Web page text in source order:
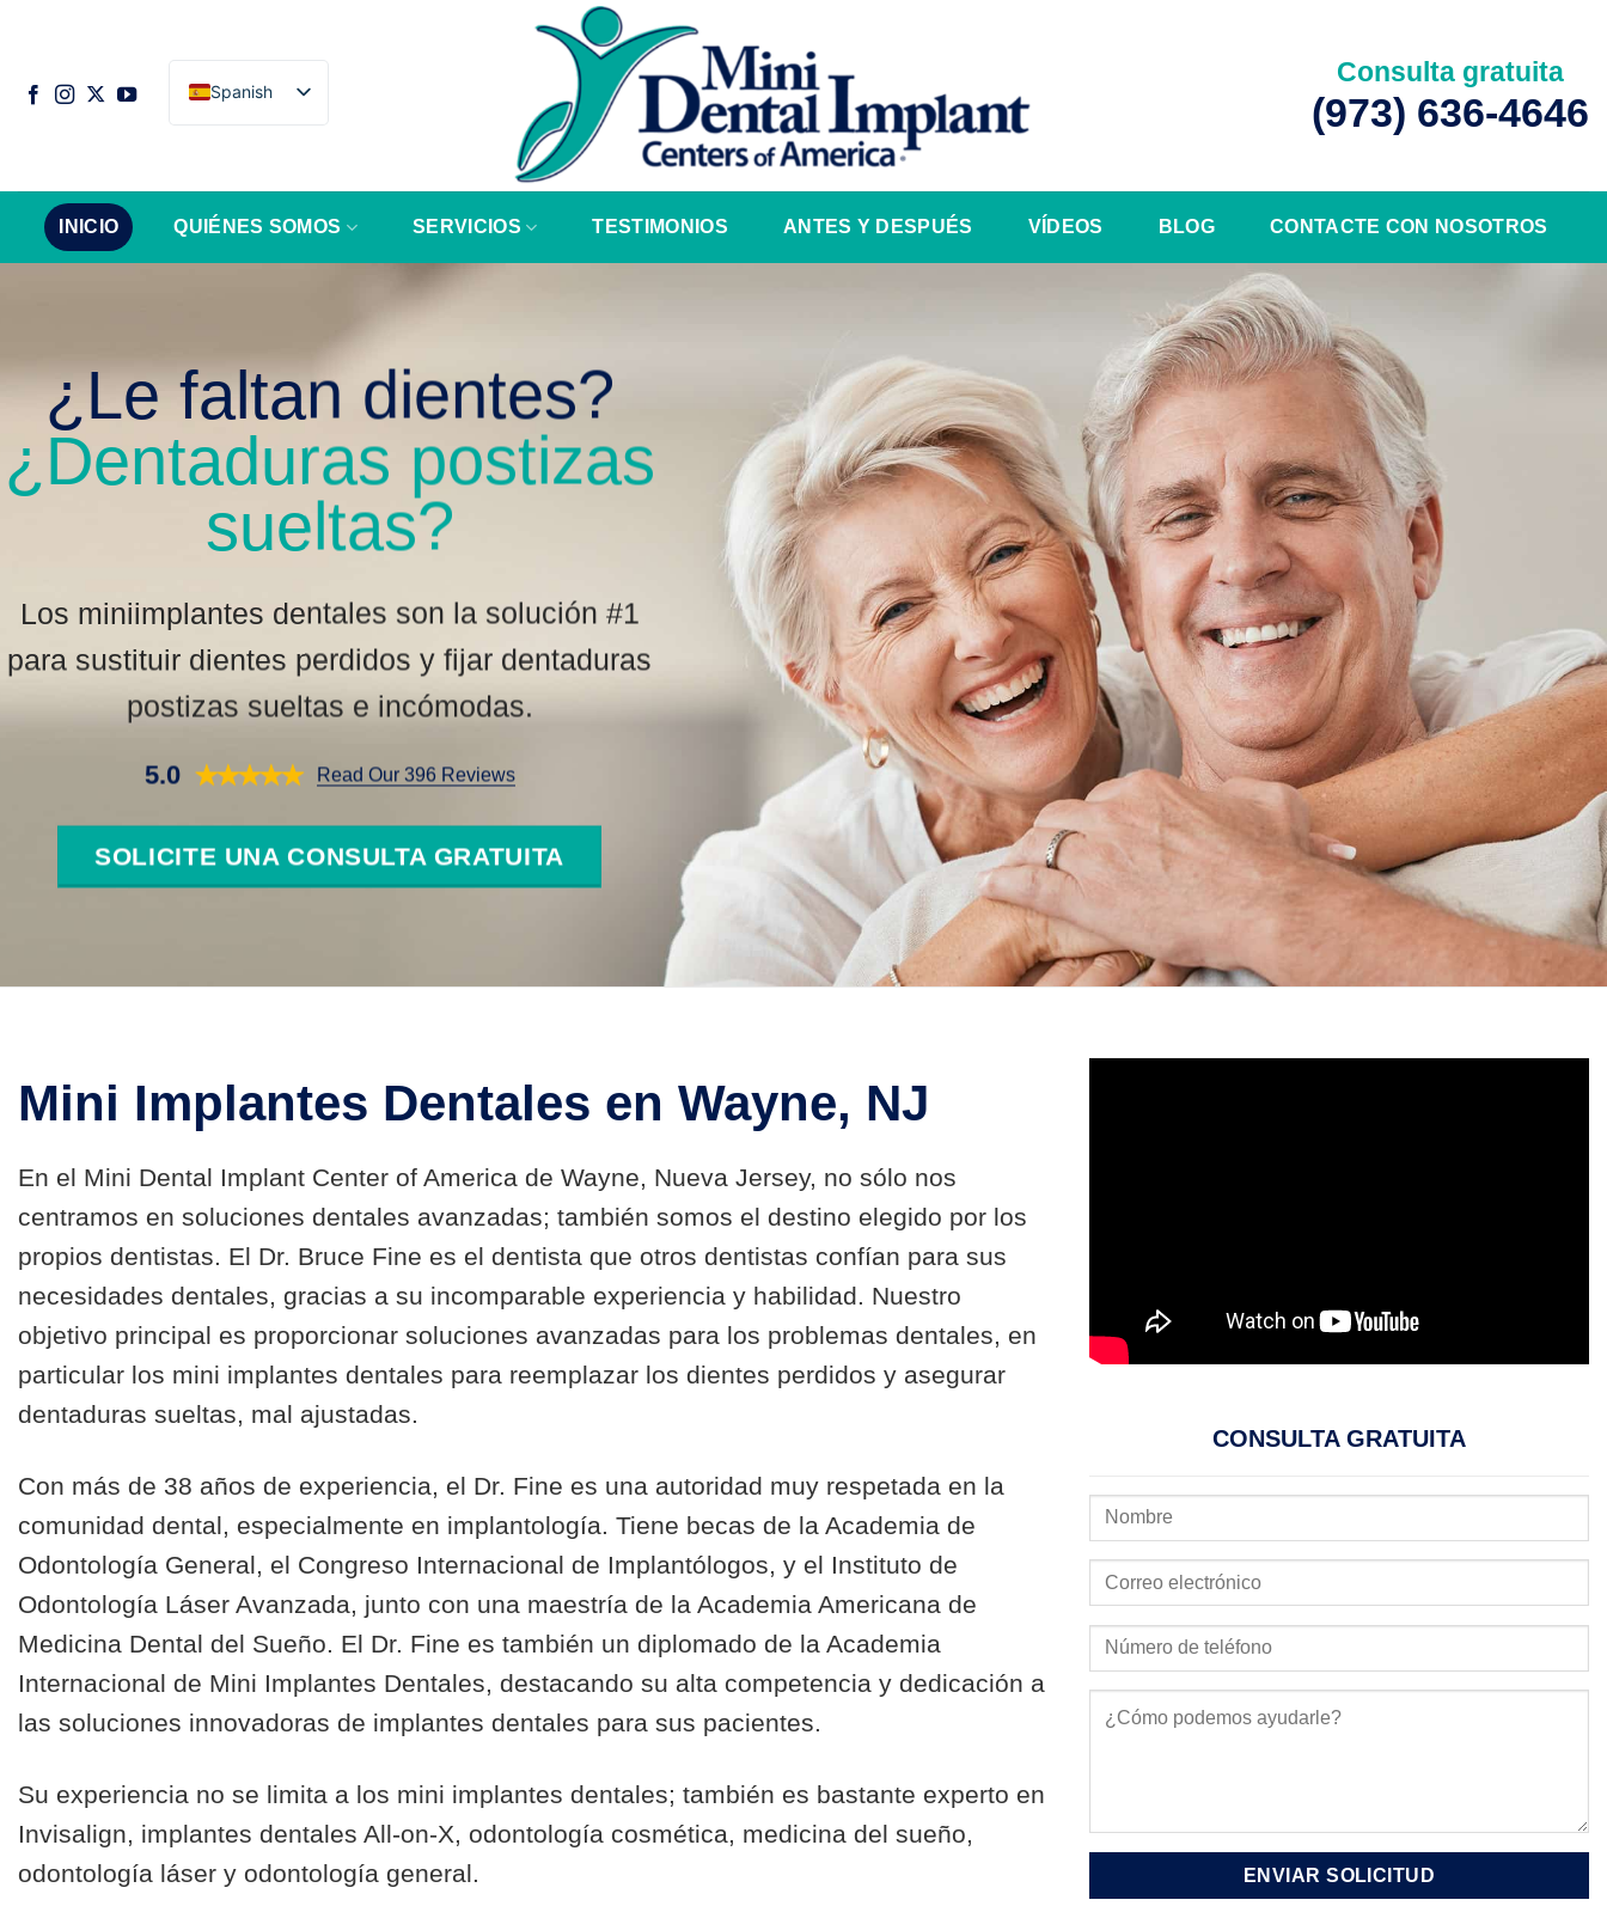
Spanish
Consulta gratuita
(973) 636-4646
INICIO QUIÉNES SOMOS SERVICIOS TESTIMONIOS ANTES Y DESPUÉS VÍDEOS BLOG CONTACTE CON NOSOTROS
¿Le faltan dientes?
¿Dentaduras postizas
sueltas?
Los miniimplantes dentales son la solución #1
para sustituir dientes perdidos y fijar dentaduras
postizas sueltas e incómodas.
5.0 Read Our 396 Reviews
SOLICITE UNA CONSULTA GRATUITA
Mini Implantes Dentales en Wayne, NJ
En el Mini Dental Implant Center of America de Wayne, Nueva Jersey, no sólo nos
centramos en soluciones dentales avanzadas; también somos el destino elegido por los
propios dentistas. El Dr. Bruce Fine es el dentista que otros dentistas confían para sus
necesidades dentales, gracias a su incomparable experiencia y habilidad. Nuestro
objetivo principal es proporcionar soluciones avanzadas para los problemas dentales, en
particular los mini implantes dentales para reemplazar los dientes perdidos y asegurar
dentaduras sueltas, mal ajustadas.
Con más de 38 años de experiencia, el Dr. Fine es una autoridad muy respetada en la
comunidad dental, especialmente en implantología. Tiene becas de la Academia de
Odontología General, el Congreso Internacional de Implantólogos, y el Instituto de
Odontología Láser Avanzada, junto con una maestría de la Academia Americana de
Medicina Dental del Sueño. El Dr. Fine es también un diplomado de la Academia
Internacional de Mini Implantes Dentales, destacando su alta competencia y dedicación a
las soluciones innovadoras de implantes dentales para sus pacientes.
Su experiencia no se limita a los mini implantes dentales; también es bastante experto en
Invisalign, implantes dentales All-on-X, odontología cosmética, medicina del sueño,
odontología láser y odontología general.
CONSULTA GRATUITA